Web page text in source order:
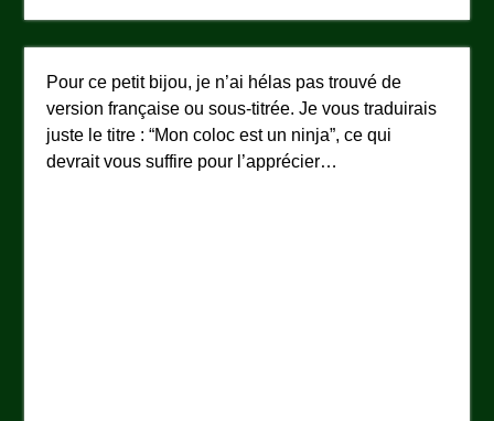
Pour ce petit bijou, je n’ai hélas pas trouvé de
version française ou sous-titrée. Je vous traduirais
juste le titre : “Mon coloc est un ninja”, ce qui
devrait vous suffire pour l’apprécier…